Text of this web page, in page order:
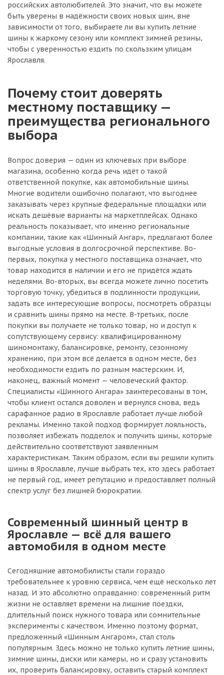
российских автолюбителей. Это значит, что вы можете
быть уверены в надёжности своих новых шин, вне
зависимости от того, выбираете ли вы купить летние
шины к жаркому сезону или комплект зимней резины,
чтобы с уверенностью ездить по скользким улицам
Ярославля.
Почему стоит доверять
местному поставщику —
преимущества регионального
выбора
Вопрос доверия — один из ключевых при выборе
магазина, особенно когда речь идёт о такой
ответственной покупке, как автомобильные шины.
Многие водители ошибочно полагают, что выгоднее
заказывать через крупные федеральные площадки или
искать дешёвые варианты на маркетплейсах. Однако
реальность показывает, что именно региональные
компании, такие как «Шинный Ангар», предлагают более
выгодные условия в долгосрочной перспективе. Во-
первых, покупка у местного поставщика означает, что
товар находится в наличии и его не придётся ждать
неделями. Во-вторых, вы всегда можете лично посетить
торговую точку, убедиться в подлинности продукции,
задать все интересующие вопросы, посмотреть образцы
и сравнить шины прямо на месте. В-третьих, после
покупки вы получаете не только товар, но и доступ к
сопутствующему сервису: квалифицированному
шиномонтажу, балансировке, ремонту, сезонному
хранению, при этом всё делается в одном месте, без
необходимости ездить по разным мастерским. И,
наконец, важный момент — человеческий фактор.
Специалисты «Шинного Ангара» заинтересованы в том,
чтобы клиент остался доволен и вернулся снова, ведь
сарафанное радио в Ярославле работает лучше любой
рекламы. Именно такой подход формирует лояльность,
позволяет избежать подделок и получить шины, которые
действительно соответствуют заявленным
характеристикам. Таким образом, если вы решили купить
шины в Ярославле, лучше выбрать тех, кто здесь работает
не первый год, имеет репутацию и предоставляет полный
спектр услуг без лишней бюрократии.
Современный шинный центр в
Ярославле — всё для вашего
автомобиля в одном месте
Сегодняшние автомобилисты стали гораздо
требовательнее к уровню сервиса, чем ещё несколько лет
назад. И это абсолютно оправданно: современный ритм
жизни не оставляет времени на лишние поездки,
длительный поиск нужного товара или сомнительные
эксперименты с качеством. Именно поэтому формат,
предложенный «Шинным Ангаром», стал столь
популярным. Здесь можно не только купить летние шины,
зимние шины, диски или камеры, но и сразу установить
их, проверить балансировку, оставить старый комплект